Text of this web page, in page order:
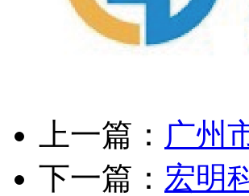
上一篇： 广州
下一篇： 宏明